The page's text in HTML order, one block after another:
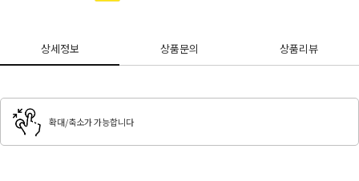
상세정보 상품문의 상품리뷰
확대/축소가 가능합니다